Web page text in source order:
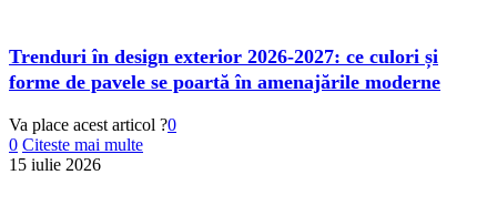
Trenduri în design exterior 2026-2027: ce culori și
forme de pavele se poartă în amenajările moderne
Va place acest articol ?0
0 Citeste mai multe
15 iulie 2026